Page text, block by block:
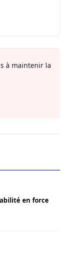
à maintenir la
en force